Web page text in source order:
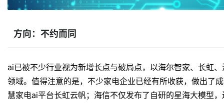
方向：不约而同
ai已被不少行业视为新增长点与破局点，以海尔智家、长虹
领域。值得注意的是，不少家电企业已经有所收获，做出了
慧家电ai平台长虹云帆；海信不仅发布了自研的星海大模型